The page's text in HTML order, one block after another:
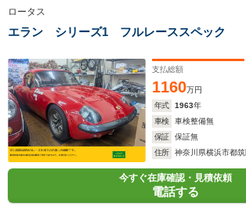
ロータス
エラン シリーズ1 フルレーススペック
支払総額
1160万円
年式
1963年
車検
車検整備無
保証
保証無
住所
神奈川県横浜市都
今すぐ在庫確認・見積依頼
電話する